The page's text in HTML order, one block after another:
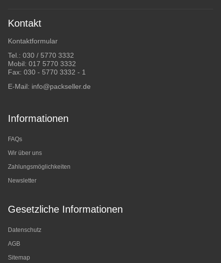
Kontakt
Kontaktformular
Tel.: 030 / 5770 3332
Mobil: 017 5770 3332
Fax: 030 - 5770 3332 - 1
E-Mail: info@packseller.de
Informationen
FAQs
Wir über uns
Zahlungsmöglichkeiten
Newsletter
Gesetzliche Informationen
Datenschutz
AGB
Sitemap